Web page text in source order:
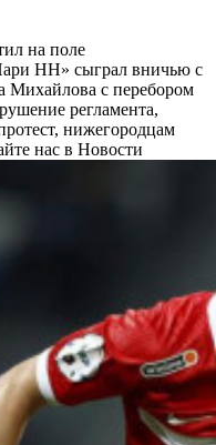
на поле
НН» сыграл вничью с
Михайлова с перебором
регламента,
нижегородцам
нас в Новости